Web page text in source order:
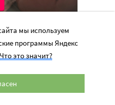
возможна только при
мы используем
программы Яндекс
Что это значит?